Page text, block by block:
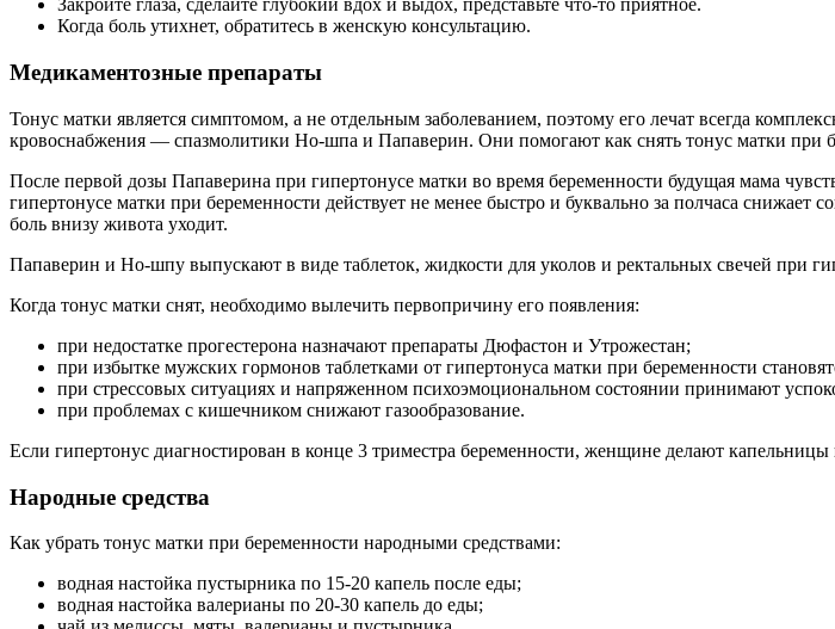
Закройте глаза, сделайте глубокий вдох и выдох, представьте что-то приятное.
Когда боль утихнет, обратитесь в женскую консультацию.
Медикаментозные препараты
Тонус матки является симптомом, а не отдельным заболеванием, поэтому его лечат всегда
кровоснабжения — спазмолитики Но-шпа и Папаверин. Они помогают как снять тонус матки при
После первой дозы Папаверина при гипертонусе матки во время беременности будущая мама
гипертонусе матки при беременности действует не менее быстро и буквально за полчаса
боль внизу живота уходит.
Папаверин и Но-шпу выпускают в виде таблеток, жидкости для уколов и ректальных свечей при
Когда тонус матки снят, необходимо вылечить первопричину его появления:
при недостатке прогестерона назначают препараты Дюфастон и Утрожестан;
при избытке мужских гормонов таблетками от гипертонуса матки при беременности
при стрессовых ситуациях и напряженном психоэмоциональном состоянии принимают
при проблемах с кишечником снижают газообразование.
Если гипертонус диагностирован в конце 3 триместра беременности, женщине делают
Народные средства
Как убрать тонус матки при беременности народными средствами:
водная настойка пустырника по 15-20 капель после еды;
водная настойка валерианы по 20-30 капель до еды;